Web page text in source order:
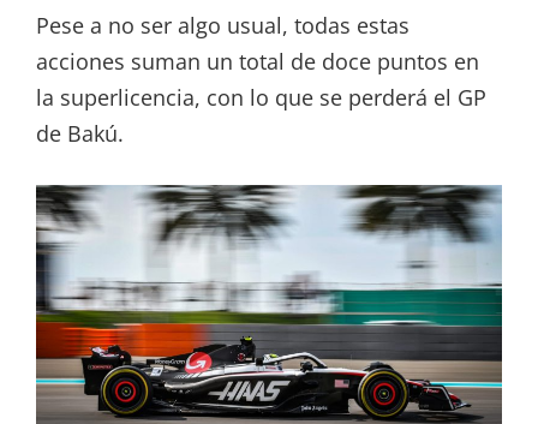
Pese a no ser algo usual, todas estas
acciones suman un total de doce puntos en
la superlicencia, con lo que se perderá el GP
de Bakú.